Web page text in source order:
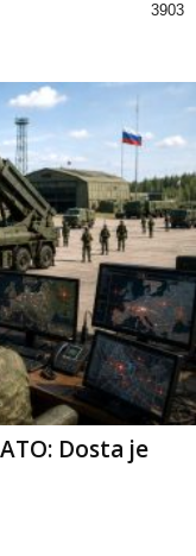
3903
Dosta je